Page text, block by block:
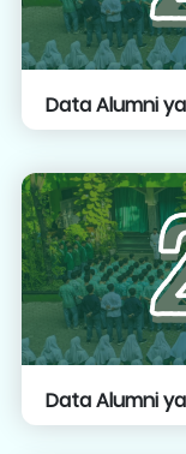
Data Alumni
Data Alumni